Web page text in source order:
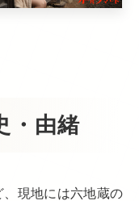
・由緒
現地には六地蔵の